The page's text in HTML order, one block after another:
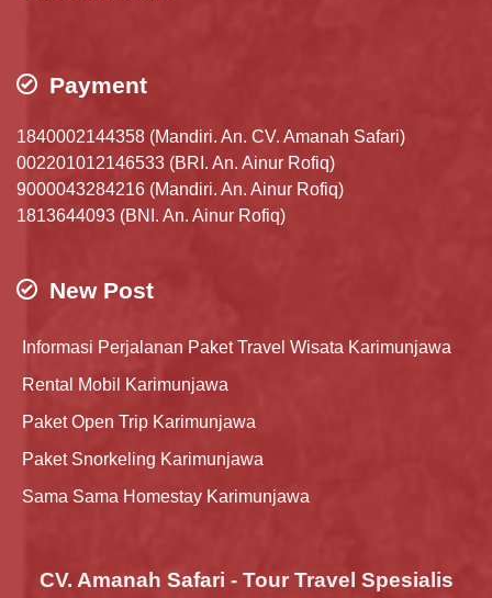
Payment
1840002144358 (Mandiri. An. CV. Amanah Safari)
002201012146533 (BRI. An. Ainur Rofiq)
9000043284216 (Mandiri. An. Ainur Rofiq)
1813644093 (BNI. An. Ainur Rofiq)
New Post
Informasi Perjalanan Paket Travel Wisata Karimunjawa
Rental Mobil Karimunjawa
Paket Open Trip Karimunjawa
Paket Snorkeling Karimunjawa
Sama Sama Homestay Karimunjawa
CV. Amanah Safari - Tour Travel Spesialis